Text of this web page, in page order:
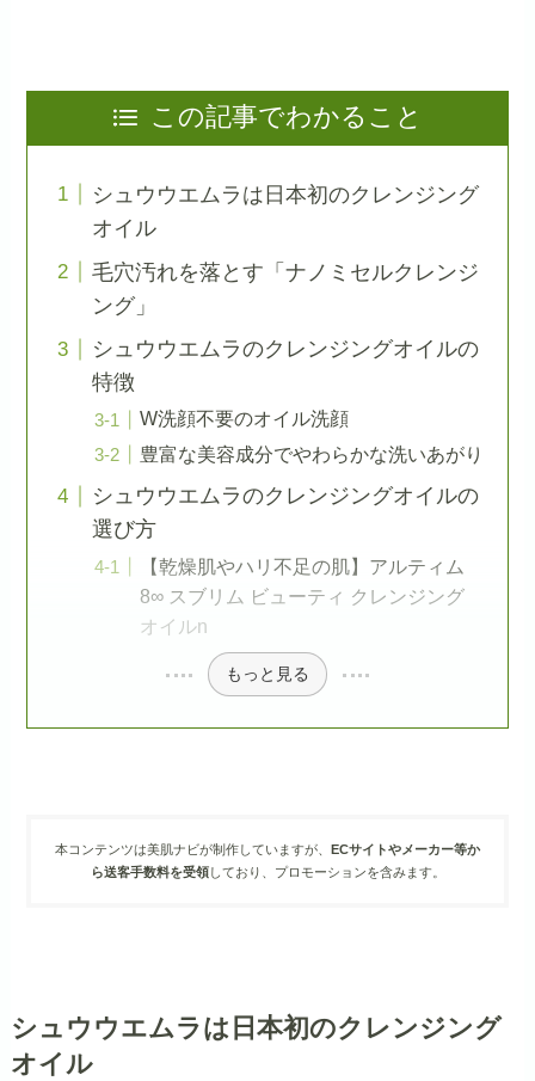
この記事でわかること
シュウウエムラは日本初のクレンジング
オイル
毛穴汚れを落とす「ナノミセルクレンジ
ング」
シュウウエムラのクレンジングオイルの
特徴
W洗顔不要のオイル洗顔
豊富な美容成分でやわらかな洗いあがり
シュウウエムラのクレンジングオイルの
選び方
【乾燥肌やハリ不足の肌】アルティム
8∞ スブリム ビューティ クレンジング
オイルn
もっと見る
本コンテンツは美肌ナビが制作していますが、 ECサイトやメーカー等か
ら送客手数料を受領しており、プロモーションを含みます。
シュウウエムラは日本初のクレンジング
オイル